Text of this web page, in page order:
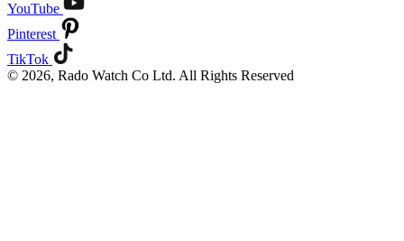
YouTube
Pinterest
TikTok
© 2026, Rado Watch Co Ltd. All Rights Reserved